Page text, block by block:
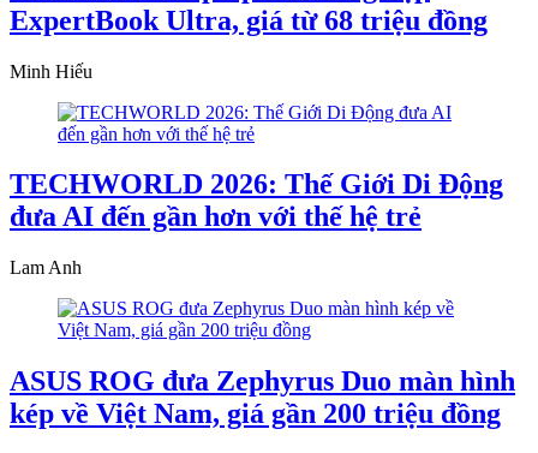
ExpertBook Ultra, giá từ 68 triệu đồng
Minh Hiếu
TECHWORLD 2026: Thế Giới Di Động
đưa AI đến gần hơn với thế hệ trẻ
Lam Anh
ASUS ROG đưa Zephyrus Duo màn hình
kép về Việt Nam, giá gần 200 triệu đồng